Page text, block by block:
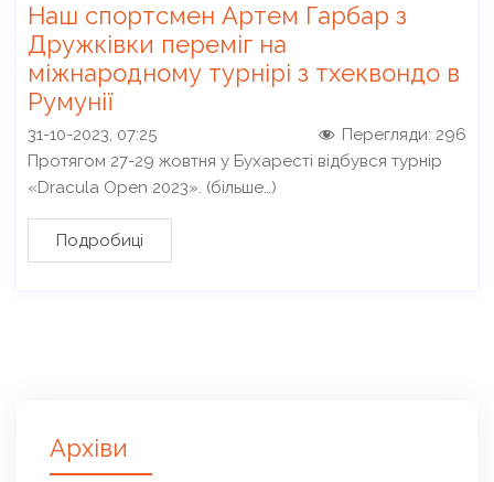
Наш спортсмен Артем Гарбар з
Дружківки переміг на
міжнародному турнірі з тхеквондо в
Румунії
31-10-2023, 07:25 Перегляди: 296
Протягом 27-29 жовтня у Бухаресті відбувся турнір
«Dracula Open 2023». (більше…)
Подробиці
Архіви